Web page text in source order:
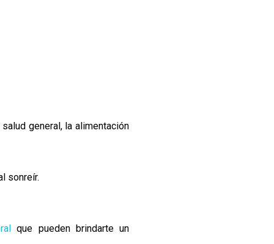
general, la alimentación
sonreír.
que pueden brindarte un